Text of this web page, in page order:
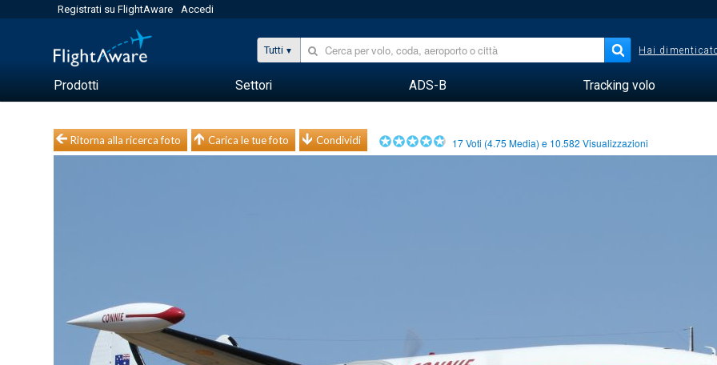
Registrati su FlightAware Accedi
Tutti Hai
Prodotti Settori ADS-B Tracking volo
Ritorna alla ricerca foto Carica le tue foto Condividi 17Voti (4.75 Media) e 10.582 Visualizzazioni